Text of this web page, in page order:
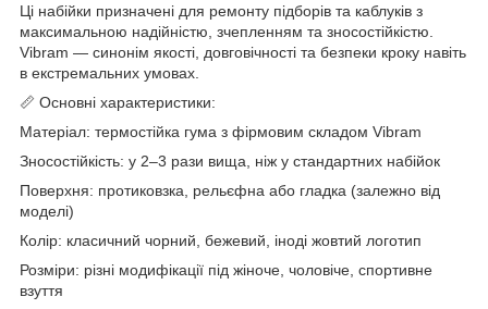
Ці набійки призначені для ремонту підборів та каблуків з
максимальною надійністю, зчепленням та зносостійкістю.
Vibram — синонім якості, довговічності та безпеки кроку навіть
в екстремальних умовах.
📏 Основні характеристики:
Матеріал: термостійка гума з фірмовим складом Vibram
Зносостійкість: у 2–3 рази вища, ніж у стандартних набійок
Поверхня: протиковзка, рельєфна або гладка (залежно від
моделі)
Колір: класичний чорний, бежевий, іноді жовтий логотип
Розміри: різні модифікації під жіноче, чоловіче, спортивне
взуття